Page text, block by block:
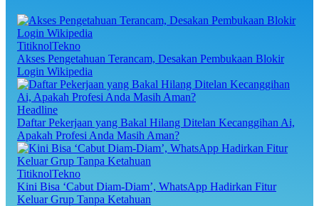
TitiknolTekno
Akses Pengetahuan Terancam, Desakan Pembukaan Blokir
Login Wikipedia
Headline
Daftar Pekerjaan yang Bakal Hilang Ditelan Kecanggihan Ai,
Apakah Profesi Anda Masih Aman?
TitiknolTekno
Kini Bisa ‘Cabut Diam-Diam’, WhatsApp Hadirkan Fitur
Keluar Grup Tanpa Ketahuan